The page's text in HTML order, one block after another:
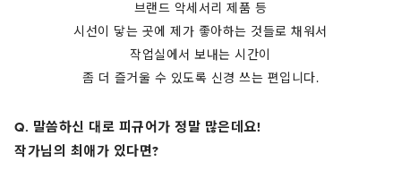
브랜드 악세서리 제품 등
시선이 닿는 곳에 제가 좋아하는 것들로 채워서
작업실에서 보내는 시간이
좀 더 즐거울 수 있도록 신경 쓰는 편입니다.
Q. 말씀하신 대로 피규어가 정말 많은데요!
작가님의 최애가 있다면?